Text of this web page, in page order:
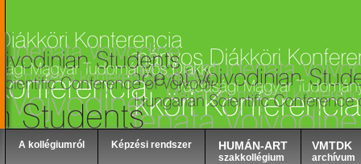
A kollégiumról Képzési rendszer HUMÁN-ART
szakkollégium
VMTDK
archívum